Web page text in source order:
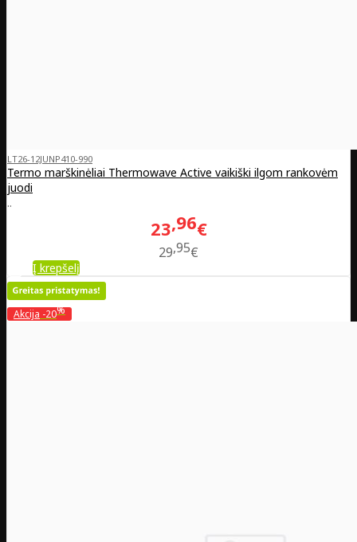
LT26-12JUNP410-990
Termo marškinėliai Thermowave Active vaikiški ilgom rankovėm
juodi
..
23 96€
29 95€
Į krepšelį
Akcija -20%